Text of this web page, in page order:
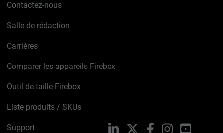
Contactez-nous
Salle de rédaction
Carrières
Comparer les appareils Firebox
Outil de taille Firebox
Liste produits / SKUs
Support LinkedIn FacebookInstagramYouTube